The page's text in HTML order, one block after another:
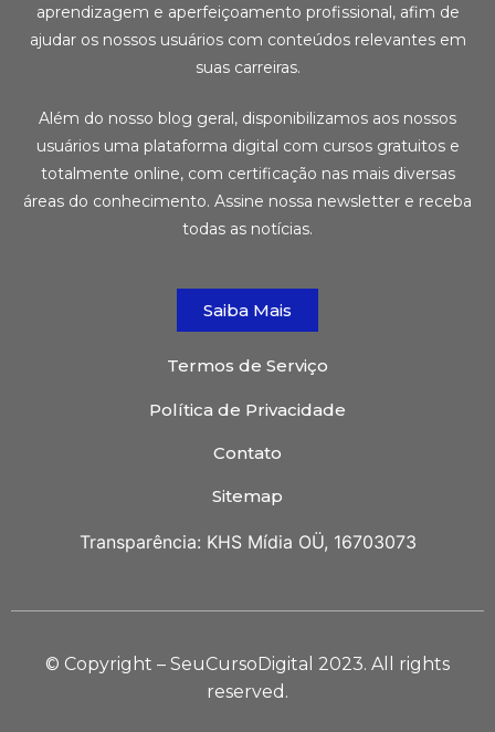
aprendizagem e aperfeiçoamento profissional, afim de
ajudar os nossos usuários com conteúdos relevantes em
suas carreiras.
Além do nosso blog geral, disponibilizamos aos nossos
usuários uma plataforma digital com cursos gratuitos e
totalmente online, com certificação nas mais diversas
áreas do conhecimento. Assine nossa newsletter e receba
todas as notícias.
Saiba Mais
Termos de Serviço
Política de Privacidade
Contato
Sitemap
Transparência: KHS Mídia OÜ, 16703073
© Copyright – SeuCursoDigital 2023. All rights
reserved.